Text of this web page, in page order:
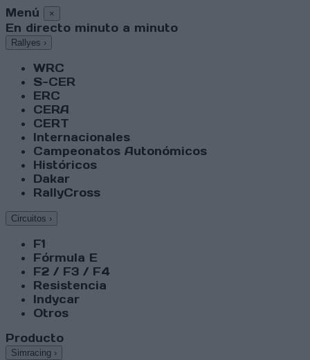
Menú ×
En directo minuto a minuto
Rallyes ›
WRC
S-CER
ERC
CERA
CERT
Internacionales
Campeonatos Autonómicos
Históricos
Dakar
RallyCross
Circuitos ›
F1
Fórmula E
F2 / F3 / F4
Resistencia
Indycar
Otros
Producto
Simracing ›